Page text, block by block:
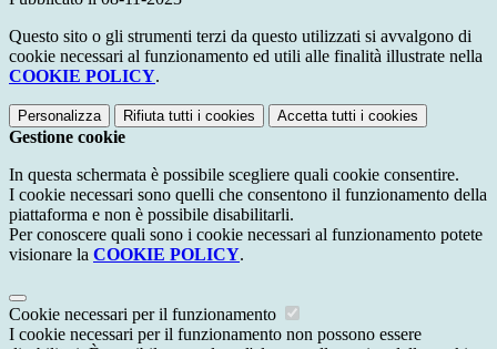
Questo sito o gli strumenti terzi da questo utilizzati si avvalgono di
cookie necessari al funzionamento ed utili alle finalità illustrate nella
COOKIE POLICY.
Personalizza Rifiuta tutti i cookies Accetta tutti i cookies
Gestione cookie
In questa schermata è possibile scegliere quali cookie consentire.
I cookie necessari sono quelli che consentono il funzionamento della
piattaforma e non è possibile disabilitarli.
Per conoscere quali sono i cookie necessari al funzionamento potete
visionare la COOKIE POLICY.
Cookie necessari per il funzionamento
I cookie necessari per il funzionamento non possono essere